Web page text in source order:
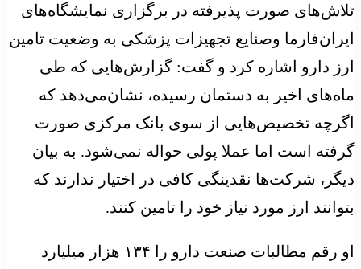
تلاش‌های صورت پذیرفته در برگزاری نمایشگاه‌های
ایران‌فارما وصنایع تجهیزات پزشکی به وضعیت تامین
ارز دارو اشاره کرد و گفت: گزارش‌هایی که طی
ماه‌های اخیر به دستمان رسیده، نشان‌می‌دهد که
اگرچه تخصیص‌هایی از سوی بانک مرکزی صورت
گرفته است اما عملا پولی حواله نمی‌شود. به بیان
دیگر، شرکت‌ها نقدینگی کافی در اختیار ندارند که
بتوانند ارز مورد نیاز خود را تامین کنند.
او رقم مطالبات صنعت دارو را ۱۳۴ هزار میلیارد